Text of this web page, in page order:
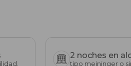
2 noches en
tipo meininger o